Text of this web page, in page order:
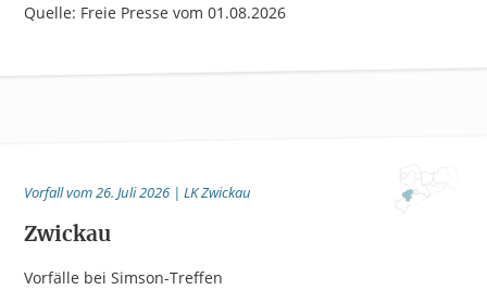
Quelle: Freie Presse vom 01.08.2026
Vorfall vom 26. Juli 2026 | LK Zwickau
Zwickau
Vorfälle bei Simson-Treffen